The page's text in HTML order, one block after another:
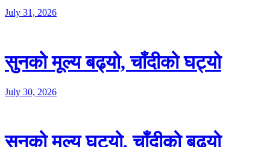
July 31, 2026
सुनको मूल्य बढ्यो, चाँदीको घट्यो
July 30, 2026
सुनको मूल्य घट्यो, चाँदीको बढ्यो